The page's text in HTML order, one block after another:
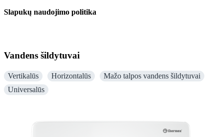
Slapukų naudojimo politika
Vandens šildytuvai
Vertikalūs Horizontalūs
Mažo talpos vandens šildytuvai
Universalūs